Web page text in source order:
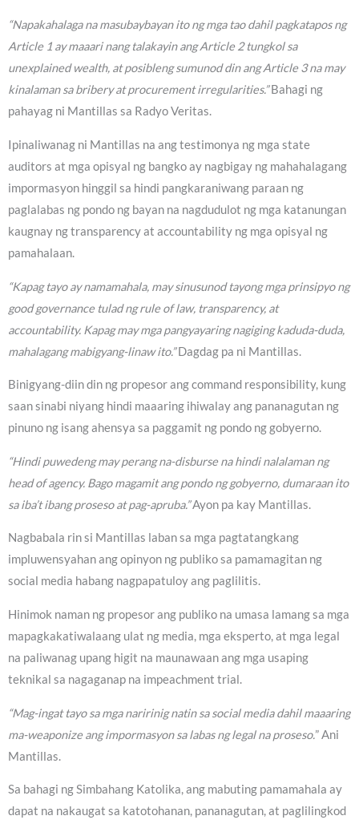
“Napakahalaga na masubaybayan ito ng mga tao dahil pagkatapos ng
Article 1 ay maaari nang talakayin ang Article 2 tungkol sa
unexplained wealth, at posibleng sumunod din ang Article 3 na may
kinalaman sa bribery at procurement irregularities.”Bahagi ng
pahayag ni Mantillas sa Radyo Veritas.
Ipinaliwanag ni Mantillas na ang testimonya ng mga state
auditors at mga opisyal ng bangko ay nagbigay ng mahahalagang
impormasyon hinggil sa hindi pangkaraniwang paraan ng
paglalabas ng pondo ng bayan na nagdudulot ng mga katanungan
kaugnay ng transparency at accountability ng mga opisyal ng
pamahalaan.
“Kapag tayo ay namamahala, may sinusunod tayong mga prinsipyo ng
good governance tulad ng rule of law, transparency, at
accountability. Kapag may mga pangyayaring nagiging kaduda-duda,
mahalagang mabigyang-linaw ito.”Dagdag pa ni Mantillas.
Binigyang-diin din ng propesor ang command responsibility, kung
saan sinabi niyang hindi maaaring ihiwalay ang pananagutan ng
pinuno ng isang ahensya sa paggamit ng pondo ng gobyerno.
“Hindi puwedeng may perang na-disburse na hindi nalalaman ng
head of agency. Bago magamit ang pondo ng gobyerno, dumaraan ito
sa iba’t ibang proseso at pag-apruba.”Ayon pa kay Mantillas.
Nagbabala rin si Mantillas laban sa mga pagtatangkang
impluwensyahan ang opinyon ng publiko sa pamamagitan ng
social media habang nagpapatuloy ang paglilitis.
Hinimok naman ng propesor ang publiko na umasa lamang sa mga
mapagkakatiwalaang ulat ng media, mga eksperto, at mga legal
na paliwanag upang higit na maunawaan ang mga usaping
teknikal sa nagaganap na impeachment trial.
“Mag-ingat tayo sa mga naririnig natin sa social media dahil maaaring
ma-weaponize ang impormasyon sa labas ng legal na proseso.” Ani
Mantillas.
Sa bahagi ng Simbahang Katolika, ang mabuting pamamahala ay
dapat na nakaugat sa katotohanan, pananagutan, at paglilingkod